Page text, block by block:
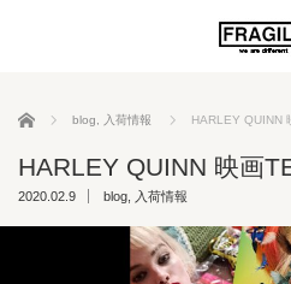
ホーム blog 入荷情報 HARLEY QUINN
HARLEY QUINN 映画
2020.02.9 blog 入荷情報